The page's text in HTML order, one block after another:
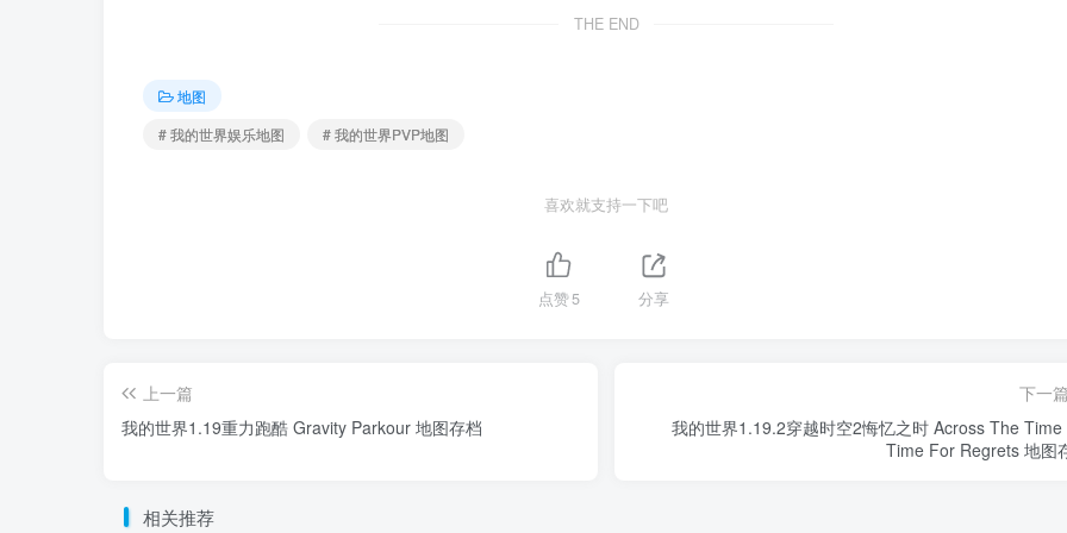
THE END
地图
# 我的世界娱乐地图
# 我的世界PVP地图
喜欢就支持一下吧
点赞5 分享
上一篇
我的世界1.19重力跑酷 Gravity Parkour 地图存档
下一篇
我的世界1.19.2穿越时空2悔忆之时 Across The Time
Time For Regrets 地图
相关推荐